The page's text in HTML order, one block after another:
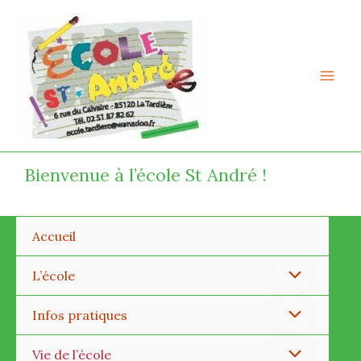
contenu
Bienvenue à l’école St André !
Accueil
L’école Permutateur
de
Menu
Infos pratiques Permutateur
de
Vie de l’école Permutateur